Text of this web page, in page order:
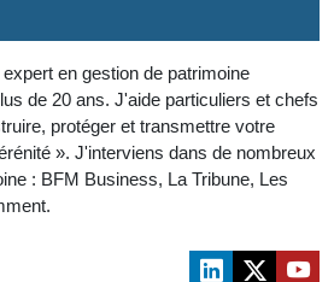
en gestion de patrimoine
de 20 ans. J'aide particuliers et chefs
protéger et transmettre votre
». J'interviens dans de nombreux
: BFM Business, La Tribune, Les